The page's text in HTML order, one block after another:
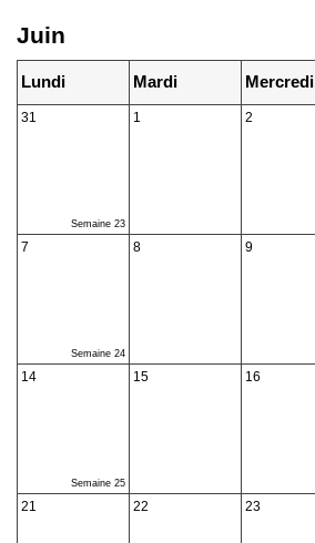
Juin
Lundi Mardi Mercredi
31
Semaine 23
1 2
7
Semaine 24
8 9
14
Semaine 25
15 16
21 22 23